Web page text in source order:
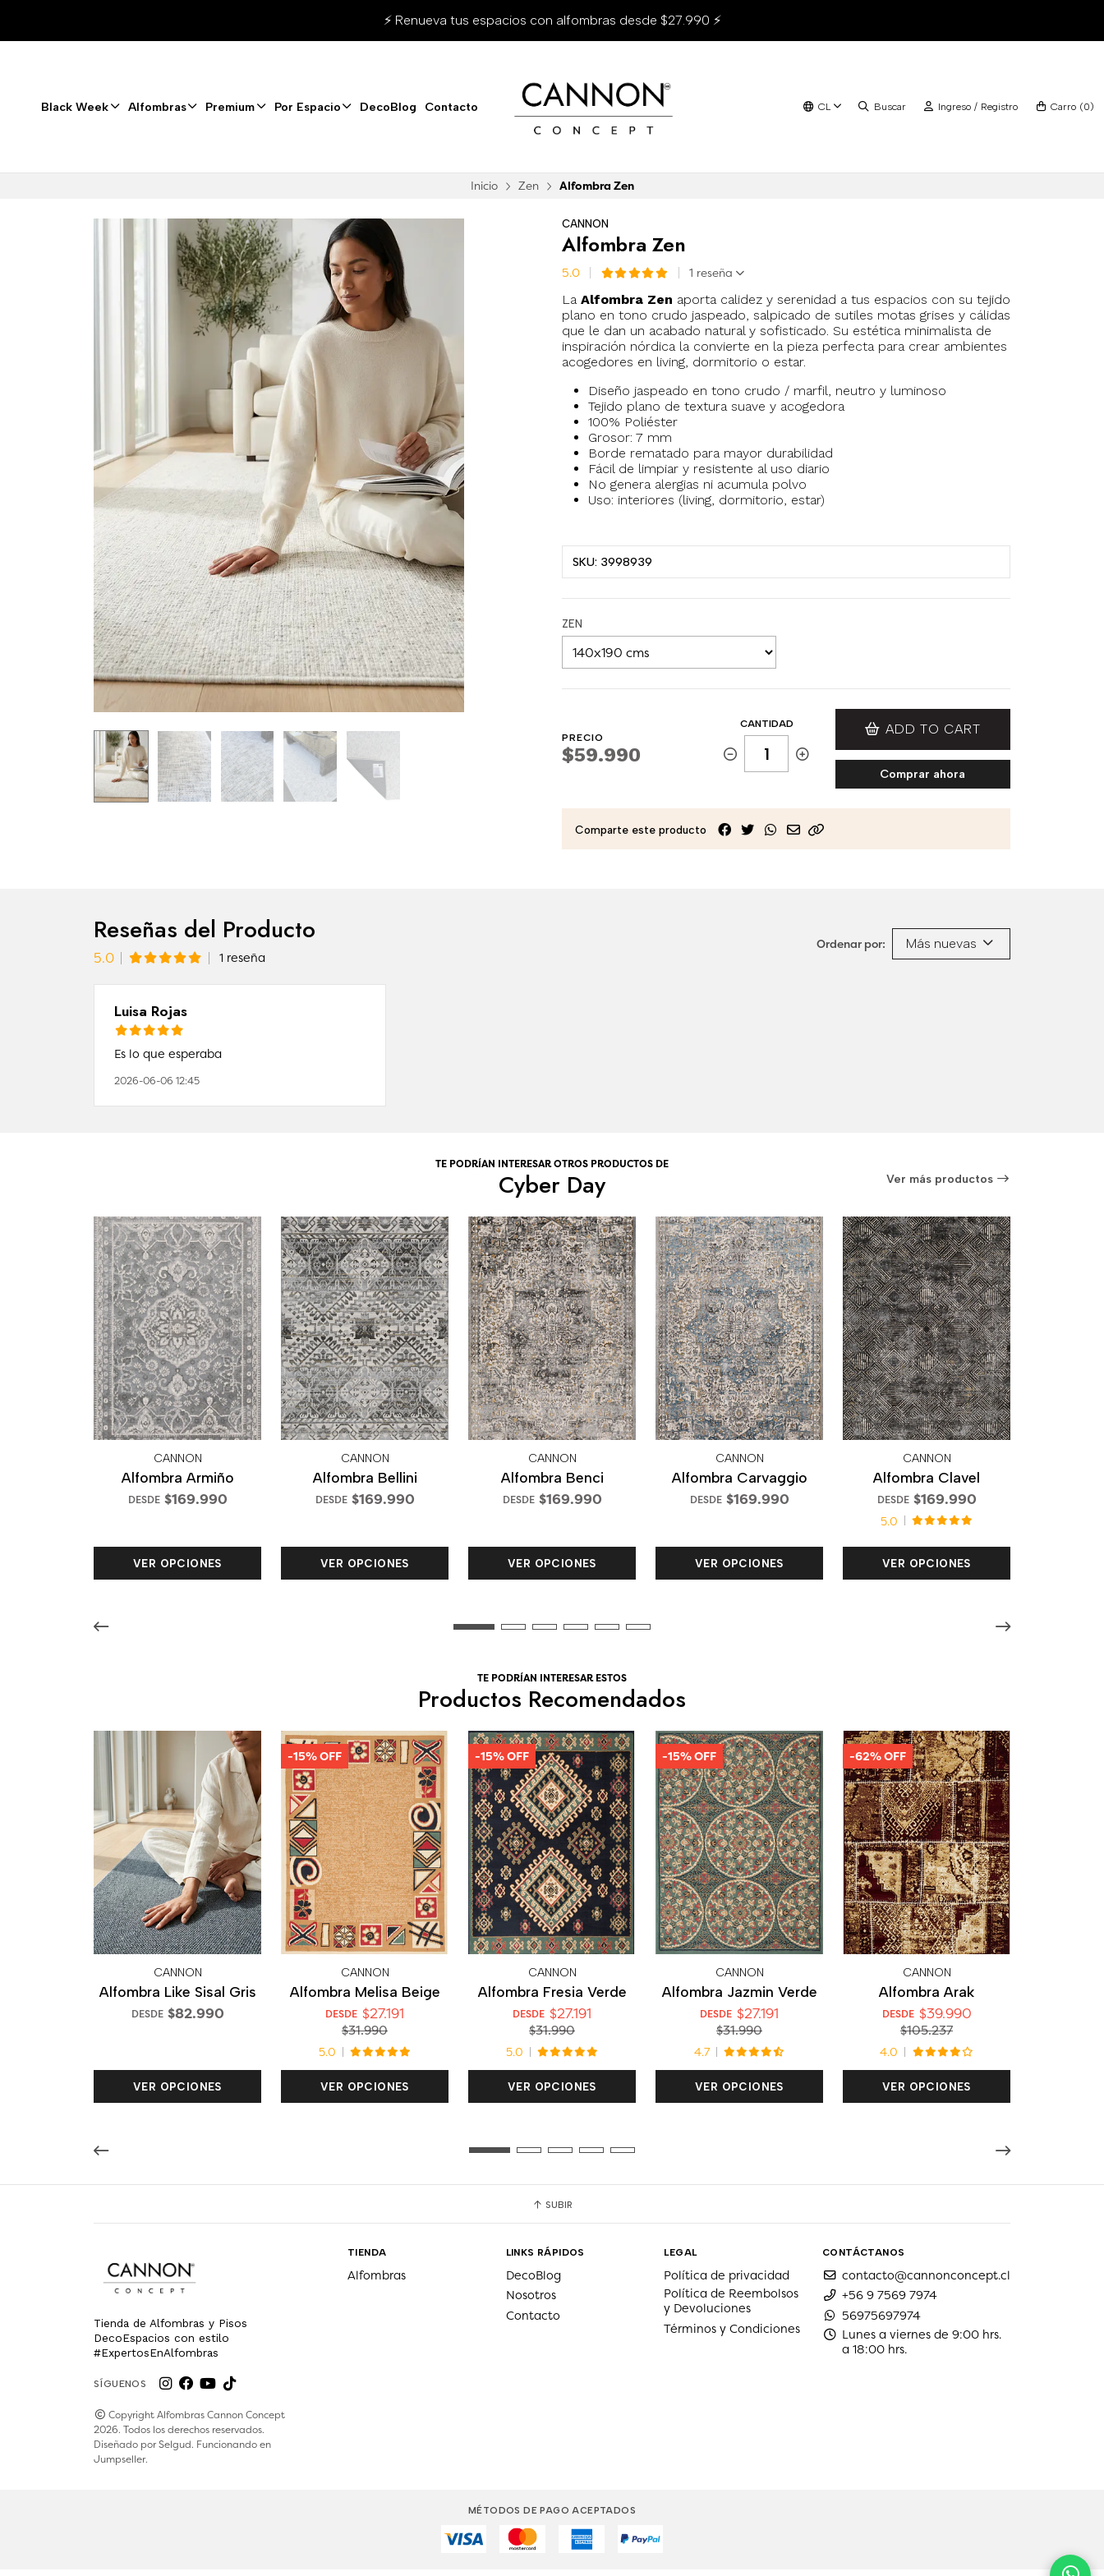
Black Week Alfombras Premium Por Espacio DecoBlog Contacto CL Buscar Ingreso / Registro Carro (0)
⚡ Renueva tus espacios con alfombras desde $27.990 ⚡
Inicio Zen Alfombra Zen
CANNON
Alfombra Zen
5.0 1 reseña
La Alfombra Zen aporta calidez y serenidad a tus espacios con su tejido
plano en tono crudo jaspeado, salpicado de sutiles motas grises y cálidas
que le dan un acabado natural y sofisticado. Su estética minimalista de
inspiración nórdica la convierte en la pieza perfecta para crear ambientes
acogedores en living, dormitorio o estar.
Diseño jaspeado en tono crudo / marfil, neutro y luminoso
Tejido plano de textura suave y acogedora
100% Poliéster
Grosor: 7 mm
Borde rematado para mayor durabilidad
Fácil de limpiar y resistente al uso diario
No genera alergias ni acumula polvo
Uso: interiores (living, dormitorio, estar)
SKU: 3998939
ZEN
PRECIO
$59.990
CANTIDAD ADD TO CART
Comprar ahora
Comparte este producto
Reseñas del Producto
5.0 1 reseña
Ordenar por: Más nuevas
Luisa Rojas
Es lo que esperaba
2026-06-06 12:45
TE PODRÍAN INTERESAR OTROS PRODUCTOS DE
Cyber Day Ver más productos
CANNON
Alfombra Armiño
DESDE $169.990
VER OPCIONES
CANNON
Alfombra Bellini
DESDE $169.990
VER OPCIONES
CANNON
Alfombra Benci
DESDE $169.990
VER OPCIONES
CANNON
Alfombra Carvaggio
DESDE $169.990
VER OPCIONES
CANNON
Alfombra Clavel
DESDE $169.990
5.0
VER OPCIONES
TE PODRÍAN INTERESAR ESTOS
Productos Recomendados
CANNON
Alfombra Like Sisal Gris
DESDE $82.990
VER OPCIONES
-15% OFF
CANNON
Alfombra Melisa Beige
DESDE $27.191
$31.990
5.0
VER OPCIONES
-15% OFF
CANNON
Alfombra Fresia Verde
DESDE $27.191
$31.990
5.0
VER OPCIONES
-15% OFF
CANNON
Alfombra Jazmin Verde
DESDE $27.191
$31.990
4.7
VER OPCIONES
-62% OFF
CANNON
Alfombra Arak
DESDE $39.990
$105.237
4.0
VER OPCIONES
SUBIR
Tienda de Alfombras y Pisos
DecoEspacios con estilo
#ExpertosEnAlfombras
SÍGUENOS
Copyright Alfombras Cannon Concept
2026. Todos los derechos reservados.
Diseñado porSelgud. Funcionando en
Jumpseller.
TIENDA
Alfombras
LINKS RÁPIDOS
DecoBlog
Nosotros
Contacto
LEGAL
Política de privacidad
Política de Reembolsos
y Devoluciones
Términos y Condiciones
CONTÁCTANOS
contacto@cannonconcept.cl
+56 9 7569 7974
56975697974
Lunes a viernes de 9:00 hrs.
a 18:00 hrs.
MÉTODOS DE PAGO ACEPTADOS